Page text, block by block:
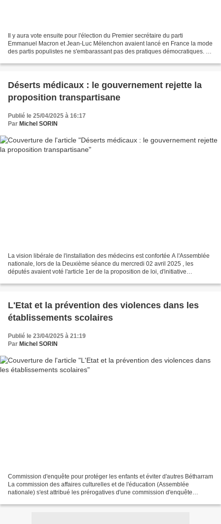
Il y aura vote ensuite pour l'élection du Premier secrétaire du parti
Emmanuel Macron et Jean-Luc Mélenchon avaient lancé en France la mode
des partis populistes ne s'embarassant pas des pratiques démocratiques. Le
Déserts médicaux : le gouvernement rejette la
proposition transpartisane
Publié le 25/04/2025 à 16:17
Par Michel SORIN
La vision libérale de l'installation des médecins est confortée A l'Assemblée
nationale, lors de la Deuxième séance du mercredi 02 avril 2025 , les
députés avaient voté l'article 1er de la proposition de loi, d'initiative
L'Etat et la prévention des violences dans les
établissements scolaires
Publié le 23/04/2025 à 21:19
Par Michel SORIN
Commission d'enquête pour protéger les enfants et éviter d'autres Bétharram
La commission des affaires culturelles et de l'éducation (Assemblée
nationale) s'est attribué les prérogatives d'une commission d'enquête